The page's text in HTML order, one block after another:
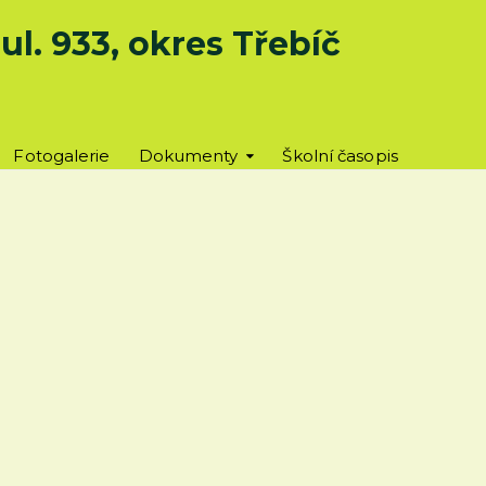
933, okres Třebíč
Fotogalerie Dokumenty Školní časopis